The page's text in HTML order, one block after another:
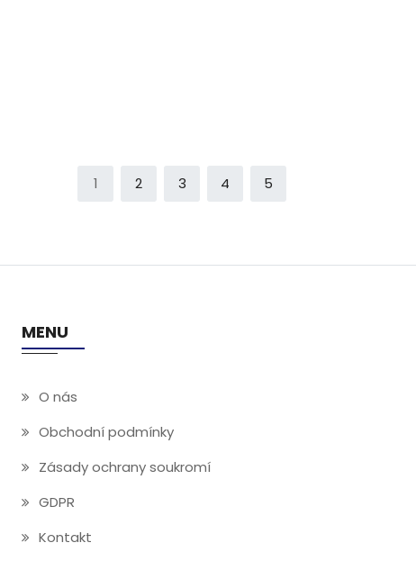
1 2 3 4 5
MENU
O nás
Obchodní podmínky
Zásady ochrany soukromí
GDPR
Kontakt